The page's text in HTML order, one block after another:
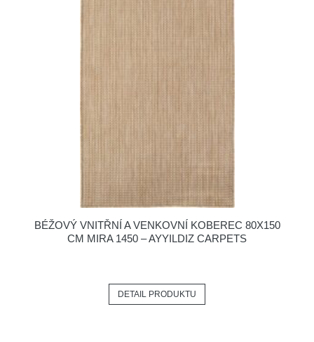
BÉŽOVÝ VNITŘNÍ A VENKOVNÍ KOBEREC 80X150
CM MIRA 1450 – AYYILDIZ CARPETS
DETAIL PRODUKTU